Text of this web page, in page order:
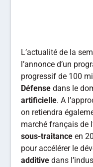
L’actualité de la
l’annonce d’un
progressif de 100
Défense dans le
artificielle. A
on retiendra
marché français de
sous-traitance en
pour accélérer le
additive dans